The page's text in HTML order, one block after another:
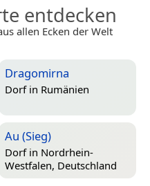
entdecken
allen Ecken der Welt
Dragomirna
Dorf in Rumänien
Au (Sieg)
Dorf in Nordrhein-
Westfalen, Deutschland